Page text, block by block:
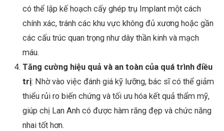
có thể lập kế hoạch cấy ghép trụ Implant một cách
chính xác, tránh các khu vực không đủ xương hoặc gần
các cấu trúc quan trọng như dây thần kinh và mạch
máu.
Tăng cường hiệu quả và an toàn của quá trình điều
trị: Nhờ vào việc đánh giá kỹ lưỡng, bác sĩ có thể giảm
thiểu rủi ro biến chứng và tối ưu hóa kết quả thẩm mỹ,
giúp chị Lan Anh có được hàm răng đẹp và chức năng
nhai tốt hơn.